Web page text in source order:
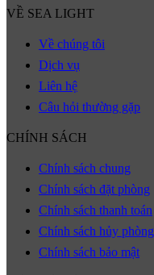
VỀ SEA LIGHT
Về chúng tôi
Dịch vụ
Liên hệ
Câu hỏi thường gặp
CHÍNH SÁCH
Chính sách chung
Chính sách đặt phòng
Chính sách thanh toán
Chính sách hủy phòng
Chính sách bảo mật